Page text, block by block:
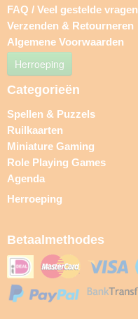
FAQ / Veel gestelde vragen
Verzenden & Retourneren
Algemene Voorwaarden
Herroeping
Categorieën
Spellen & Puzzels
Ruilkaarten
Miniature Gaming
Role Playing Games
Agenda
Herroeping
Betaalmethodes